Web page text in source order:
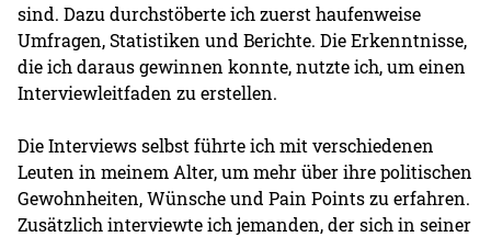
sind. Dazu durchstöberte ich zuerst haufenweise
Umfragen, Statistiken und Berichte. Die Erkenntnisse,
die ich daraus gewinnen konnte, nutzte ich, um einen
Interviewleitfaden zu erstellen.
Die Interviews selbst führte ich mit verschiedenen
Leuten in meinem Alter, um mehr über ihre politischen
Gewohnheiten, Wünsche und Pain Points zu erfahren.
Zusätzlich interviewte ich jemanden, der sich in seiner